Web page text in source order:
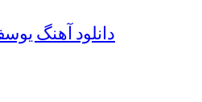
دانلود آهنگ